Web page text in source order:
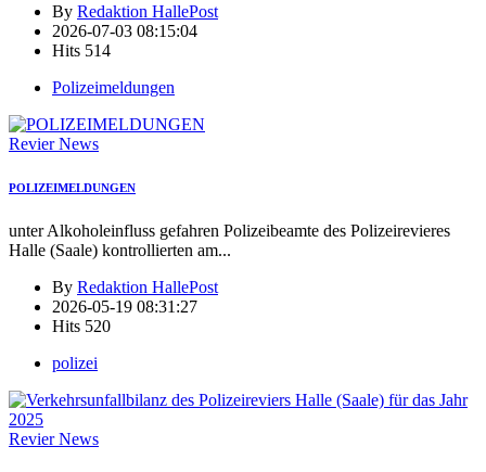
By Redaktion HallePost
2026-07-03 08:15:04
Hits 514
Polizeimeldungen
Revier News
POLIZEIMELDUNGEN
unter Alkoholeinfluss gefahren Polizeibeamte des Polizeirevieres
Halle (Saale) kontrollierten am...
By Redaktion HallePost
2026-05-19 08:31:27
Hits 520
polizei
Revier News